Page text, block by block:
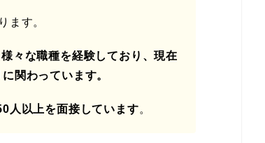
ます。
々な職種を経験しており、現在
関わっています。
人以上を面接しています。